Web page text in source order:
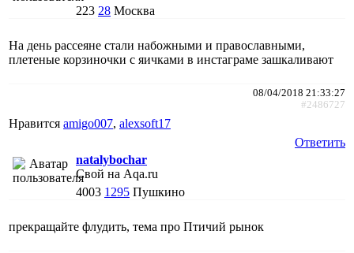
223 28 Москва
На день рассеяне стали набожными и православными,
плетеные корзиночки с яичками в инстаграме зашкаливают
08/04/2018 21:33:27
#2486727
Нравится amigo007, alexsoft17
Ответить
natalybochar
Свой на Aqa.ru
4003 1295 Пушкино
прекращайте флудить, тема про Птичий рынок